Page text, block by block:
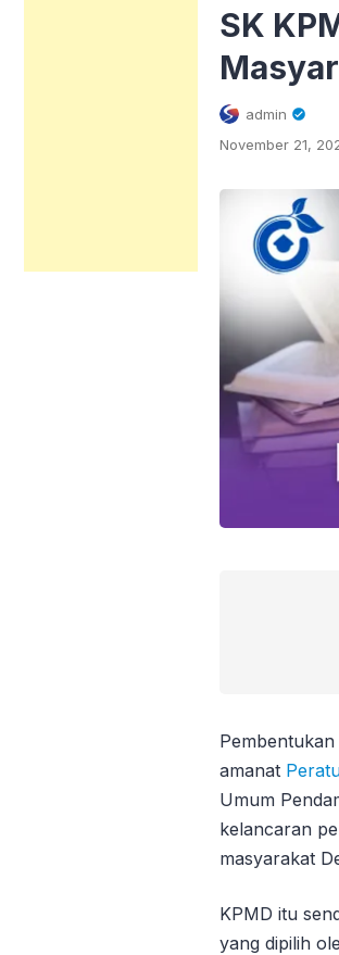
SK
admin
November 21,
Pembentukan
amanat
Umum
kelancaran
masyarakat
KPMD itu
yang dipilih